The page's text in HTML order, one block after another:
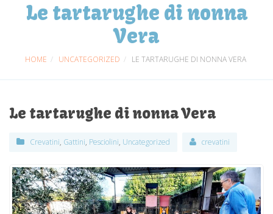
Le tartarughe di nonna
Vera
HOME UNCATEGORIZED LE TARTARUGHE DI NONNA VERA
Le tartarughe di nonna Vera
Crevatini, Gattini, Pesciolini, Uncategorized crevatini